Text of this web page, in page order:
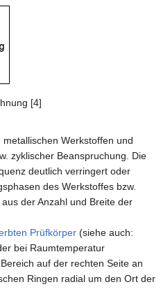
[4]
metallischen Werkstoffen und
zyklischer Beanspruchung. Die
deutlich verringert oder
des Werkstoffes bzw.
der Anzahl und Breite der
Prüfkörper (siehe auch:
bei Raumtemperatur
auf der rechten Seite an
Ringen radial um den Ort der